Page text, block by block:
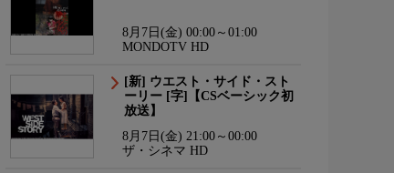
8月7日(金) 00:00～01:00
MONDOTV HD
[新] ウエスト・サイド・スト
ーリー [字]【CSベーシック初
放送】
8月7日(金) 21:00～00:00
ザ・シネマ HD